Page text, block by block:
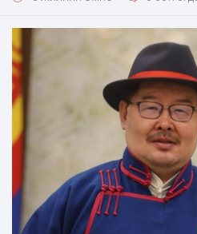
AstraZeneca вакцины эхний 150